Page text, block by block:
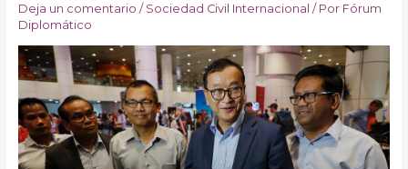
Deja un comentario / Sociedad Civil Internacional / Por Fórum
Diplomático